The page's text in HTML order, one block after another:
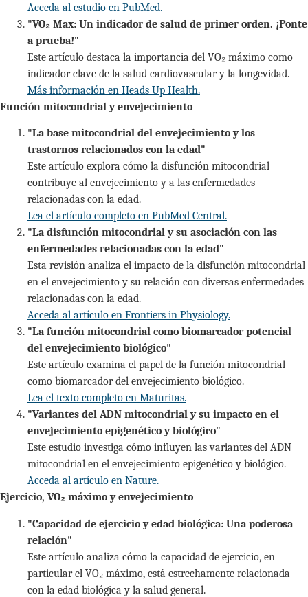
Acceda al estudio en PubMed.
"VO₂ Max: Un indicador de salud de primer orden. ¡Ponte
a prueba!"
Este artículo destaca la importancia del VO₂ máximo como
indicador clave de la salud cardiovascular y la longevidad.
Más información en Heads Up Health.
Función mitocondrial y envejecimiento
"La base mitocondrial del envejecimiento y los
trastornos relacionados con la edad"
Este artículo explora cómo la disfunción mitocondrial
contribuye al envejecimiento y a las enfermedades
relacionadas con la edad.
Lea el artículo completo en PubMed Central.
"La disfunción mitocondrial y su asociación con las
enfermedades relacionadas con la edad"
Esta revisión analiza el impacto de la disfunción mitocondrial
en el envejecimiento y su relación con diversas enfermedades
relacionadas con la edad.
Acceda al artículo en Frontiers in Physiology.
"La función mitocondrial como biomarcador potencial
del envejecimiento biológico"
Este artículo examina el papel de la función mitocondrial
como biomarcador del envejecimiento biológico.
Lea el texto completo en Maturitas.
"Variantes del ADN mitocondrial y su impacto en el
envejecimiento epigenético y biológico"
Este estudio investiga cómo influyen las variantes del ADN
mitocondrial en el envejecimiento epigenético y biológico.
Acceda al artículo en Nature.
Ejercicio, VO₂ máximo y envejecimiento
"Capacidad de ejercicio y edad biológica: Una poderosa
relación"
Este artículo analiza cómo la capacidad de ejercicio, en
particular el VO₂ máximo, está estrechamente relacionada
con la edad biológica y la salud general.